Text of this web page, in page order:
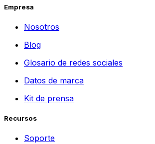
Empresa
Nosotros
Blog
Glosario de redes sociales
Datos de marca
Kit de prensa
Recursos
Soporte